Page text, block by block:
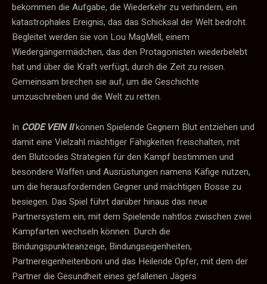
bekommen die Aufgabe, die Wiederkehr zu verhindern, ein
katastrophales Ereignis, das das Schicksal der Welt bedroht.
Begleitet werden sie von Lou MagMell, einem
Wiedergängermädchen, das den Protagonisten wiederbelebt
hat und über die Kraft verfügt, durch die Zeit zu reisen.
Gemeinsam brechen sie auf, um die Geschichte
umzuschreiben und die Welt zu retten.
In CODE VEIN IIkönnen Spielende Gegnern Blut entziehen und
damit eine Vielzahl mächtiger Fähigkeiten freischalten, mit
den Blutcodes Strategien für den Kampf bestimmen und
besondere Waffen und Ausrüstungen namens Käfige nutzen,
um die herausfordernden Gegner und mächtigen Bosse zu
besiegen. Das Spiel führt darüber hinaus das neue
Partnersystem ein, mit dem Spielende nahtlos zwischen zwei
Kampfarten wechseln können. Durch die
Bindungspunkteanzeige, Bindungseigenheiten,
Partnereigenheitenboni und das Heilende Opfer, mit dem der
Partner die Gesundheit eines gefallenen Jägers